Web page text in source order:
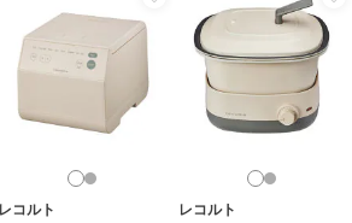
本体・フタ・計量スプーン・お手
入れブラシ：ポリプロピレン、本
体内側：ステンレス（セラミック
コーティング）、刃：ステンレス
商品のお取り扱い方法
レコルト レコルト